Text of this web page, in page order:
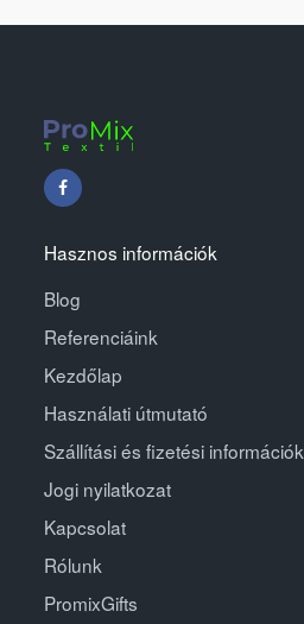
Hasznos információk
Blog
Referenciáink
Kezdőlap
Használati útmutató
Szállítási és fizetési információk
Jogi nyilatkozat
Kapcsolat
Rólunk
PromixGifts